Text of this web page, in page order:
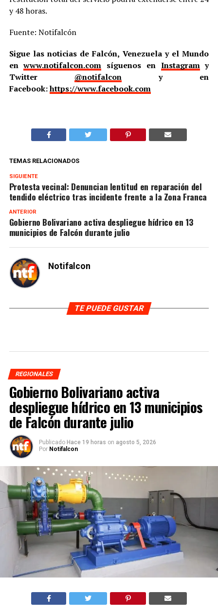
y 48 horas.
Fuente: Notifalcón
Sigue las noticias de Falcón, Venezuela y el Mundo
enwww.notifalcon.com síguenos en Instagramy
Twitter @notifalcony en
Facebook:https://www.facebook.com
TEMAS RELACIONADOS
SIGUIENTE
Protesta vecinal: Denuncian lentitud en reparación del
tendido eléctrico tras incidente frente a la Zona Franca
ANTERIOR
Gobierno Bolivariano activa despliegue hídrico en 13
municipios de Falcón durante julio
Notifalcon
TE PUEDE GUSTAR
REGIONALES
Gobierno Bolivariano activa
despliegue hídrico en 13 municipios
de Falcón durante julio
Publicado Hace 19 horas on agosto 5, 2026
Por Notifalcon